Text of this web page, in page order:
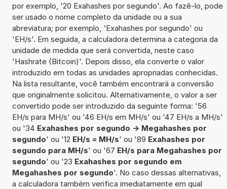
por exemplo, '20 Exahashes por segundo'. Ao fazê-lo, pode
ser usado o nome completo da unidade ou a sua
abreviatura; por exemplo, 'Exahashes por segundo' ou
'EH/s'. Em seguida, a calculadora determina a categoria da
unidade de medida que será convertida, neste caso
'Hashrate (Bitcoin)'. Depois disso, ela converte o valor
introduzido em todas as unidades apropriadas conhecidas.
Na lista resultante, você também encontrará a conversão
que originalmente solicitou. Alternativamente, o valor a ser
convertido pode ser introduzido da seguinte forma: '56
EH/s para MH/s' ou '46 EH/s em MH/s' ou '47 EH/s a MH/s'
ou '34 Exahashes por segundo -> Megahashes por
segundo' ou '12 EH/s = MH/s' ou '89 Exahashes por
segundo para MH/s' ou '67 EH/s para Megahashes por
segundo' ou '23 Exahashes por segundo em
Megahashes por segundo'. No caso dessas alternativas,
a calculadora também verifica imediatamente em qual